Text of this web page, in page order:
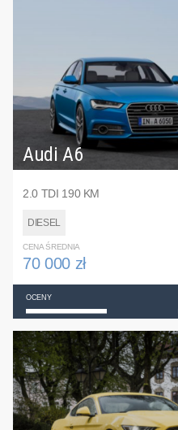
Audi A6
2.0 TDI 190 KM
DIESEL
CENA ŚREDNIA
70 000 zł
OCENY